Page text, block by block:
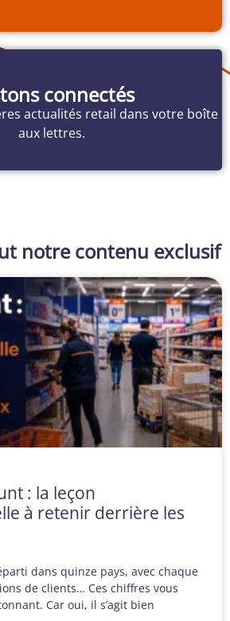
connectés
actualités retail dans votre boîte
aux lettres.
notre contenu exclusif
: la leçon
à retenir derrière les
dans quinze pays, avec chaque
de clients… Ces chiffres vous
Car oui, il s’agit bien